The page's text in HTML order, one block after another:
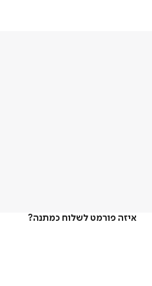
איזה פורמט לשלוח כמתנה?